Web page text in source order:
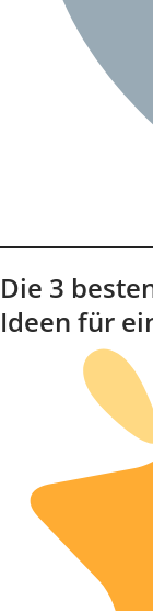
Die 3
Ideen für